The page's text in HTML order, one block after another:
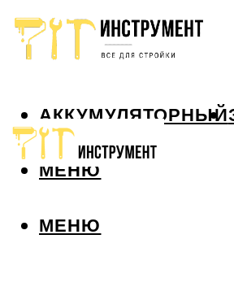
АККУМУЛЯТОРНЫЙ
МЕНЮ
МЕНЮ